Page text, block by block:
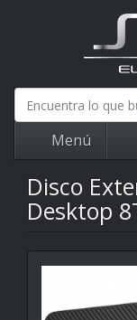
Menú
Disco
Desktop